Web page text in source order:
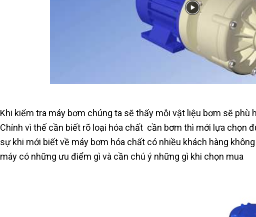
Khi kiểm tra máy bơm chúng ta sẽ thấy mỗi vật liệu bơm sẽ phù
Chính vì thế cần biết rõ loại hóa chất cần bơm thì mới lựa chọn
sự khi mới biết về máy bơm hóa chất có nhiều khách hàng
máy có những ưu điểm gì và cần chú ý những gì khi chọn mua